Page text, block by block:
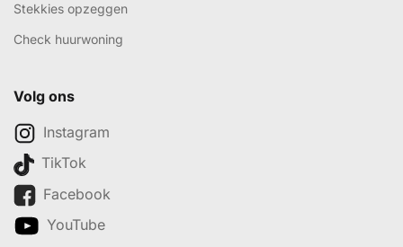
Stekkies opzeggen
Check huurwoning
Volg ons
Instagram
TikTok
Facebook
YouTube